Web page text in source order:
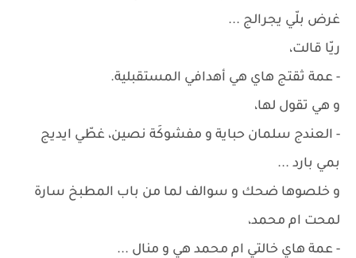
غرض بلّي يجرالج ...
ريّا قالت،
- عمة ثقتج هاي هي أهدافي المستقبلية.
و هي تقول لها،
- العندج سلمان حباية و مفشوكَة نصين، غطّي ايديج
بمي بارد ...
و خلصوها ضحك و سوالف لما من باب المطبخ سارة
لمحت ام محمد،
- عمة هاي خالتي ام محمد هي و منال ...